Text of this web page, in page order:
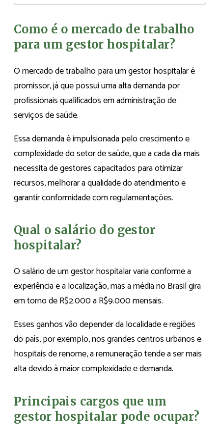
Como é o mercado de trabalho
para um gestor hospitalar?
O mercado de trabalho para um gestor hospitalar é
promissor, já que possui uma alta demanda por
profissionais qualificados em administração de
serviços de saúde.
Essa demanda é impulsionada pelo crescimento e
complexidade do setor de saúde, que a cada dia mais
necessita de gestores capacitados para otimizar
recursos, melhorar a qualidade do atendimento e
garantir conformidade com regulamentações.
Qual o salário do gestor
hospitalar?
O salário de um gestor hospitalar varia conforme a
experiência e a localização, mas a média no Brasil gira
em torno de R$2.000 a R$9.000 mensais.
Esses ganhos vão depender da localidade e regiões
do país, por exemplo, nos grandes centros urbanos e
hospitais de renome, a remuneração tende a ser mais
alta devido à maior complexidade e demanda.
Principais cargos que um
gestor hospitalar pode ocupar?